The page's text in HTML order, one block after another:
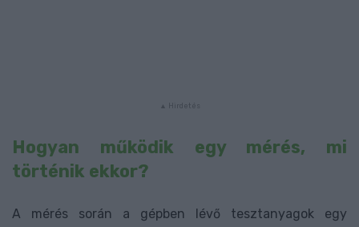
Hogyan működik egy mérés, mi
történik ekkor?
A mérés során a gépben lévő tesztanyagok egy